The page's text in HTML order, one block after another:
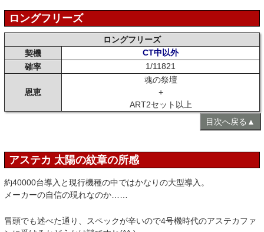
ロングフリーズ
ロングフリーズ
契機
CT中以外
確率
1/11821
恩恵
魂の祭壇
+
ART2セット以上
目次へ戻る▲
アステカ 太陽の紋章の所感
約40000台導入と現行機種の中ではかなりの大型導入。
メーカーの自信の現れなのか……
冒頭でも述べた通り、スペックが辛いので4号機時代のアステカファ